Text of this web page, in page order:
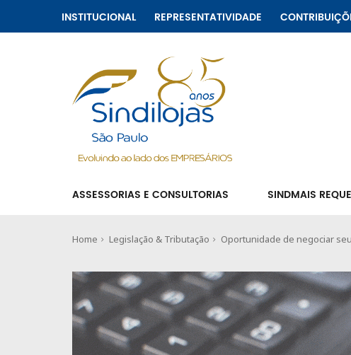
INSTITUCIONAL REPRESENTATIVIDADE
ASSESSORIAS E CONSULTORIAS SINDMAIS
Home Legislação & Tributação Oportunidade de negociar